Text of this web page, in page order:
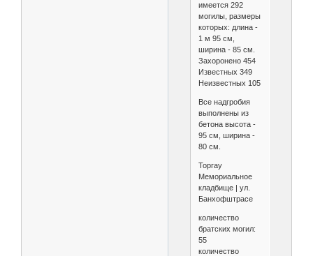
имеется 292
могилы, размеры
которых: длина -
1 м 95 см,
ширина - 85 см.
Захоронено 454
Известных 349
Неизвестных 105
Все надгробия
выполнены из
бетона высота -
95 см, ширина -
80 см.
Торгау
Мемориальное
кладбище | ул.
Банхофштрасе
количество
братских могил:
55
количество